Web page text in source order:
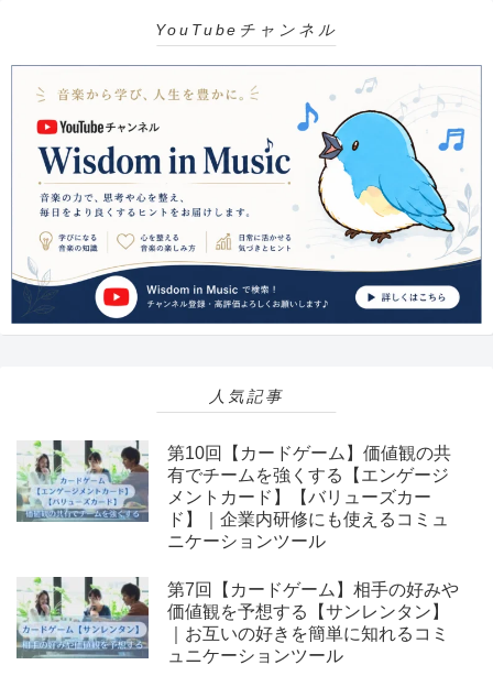
YouTubeチャンネル
人気記事
第10回【カードゲーム】価値観の共
有でチームを強くする【エンゲージ
メントカード】【バリューズカー
ド】｜企業内研修にも使えるコミュ
ニケーションツール
第7回【カードゲーム】相手の好みや
価値観を予想する【サンレンタン】
｜お互いの好きを簡単に知れるコミ
ュニケーションツール